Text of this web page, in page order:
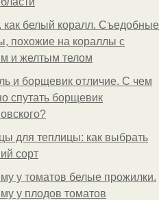
как белый коралл. Съедобные
похожие на кораллы с
и желтым телом
и борщевик отличие. С чем
спутать борщевик
для теплицы: как выбрать
сорт
у томатов белые прожилки.
у плодов томатов